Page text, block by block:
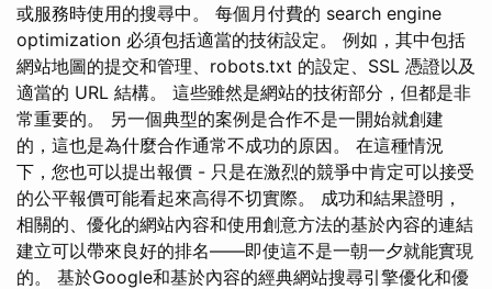
或服務時使用的搜尋中。 每個月付費的 search engine
optimization 必須包括適當的技術設定。 例如，其中包括
網站地圖的提交和管理、robots.txt 的設定、SSL 憑證以及
適當的 URL 結構。 這些雖然是網站的技術部分，但都是非
常重要的。 另一個典型的案例是合作不是一開始就創建
的，這也是為什麼合作通常不成功的原因。 在這種情況
下，您也可以提出報價 - 只是在激烈的競爭中肯定可以接受
的公平報價可能看起來高得不切實際。 成功和結果證明，
相關的、優化的網站內容和使用創意方法的基於內容的連結
建立可以帶來良好的排名——即使這不是一朝一夕就能實現
的。 基於Google和基於內容的經典網站搜尋引擎優化和優